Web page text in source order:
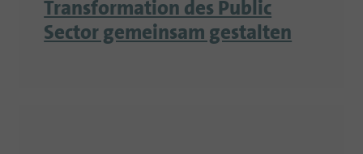
Transformation des Public
Sector gemeinsam gestalten